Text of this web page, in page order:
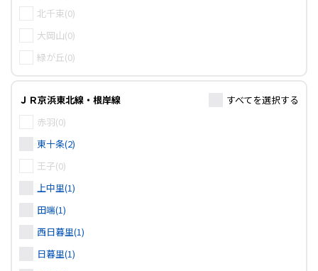
北千束(0)
大岡山(0)
緑が丘(0)
ＪＲ京浜東北線・根岸線 すべてを選択する
赤羽(0)
東十条(2)
王子(0)
上中里(1)
田端(1)
西日暮里(1)
日暮里(1)